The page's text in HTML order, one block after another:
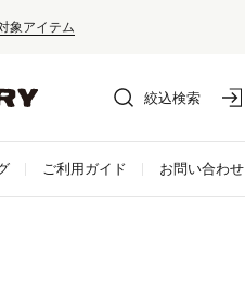
象アイテム
絞込検索
ご利用ガイド お問い合わせ